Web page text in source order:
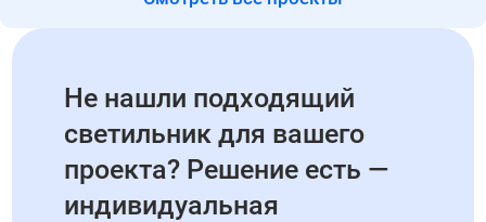
Не нашли подходящий
светильник для вашего
проекта? Решение есть —
индивидуальная